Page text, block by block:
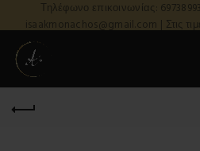
Τηλέφωνο επικοινωνίας:
isaakmonachos@gmail.com | Στις